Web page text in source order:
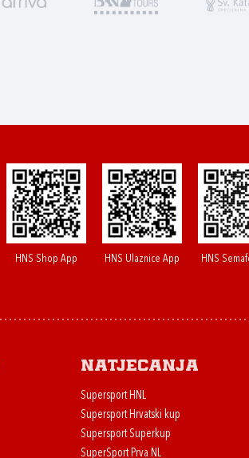
HNS Shop App HNS Ulaznice App HNS
Natjecanja
Supersport HNL
Supersport Hrvatski kup
Supersport Superkup
SuperSport Prva NL